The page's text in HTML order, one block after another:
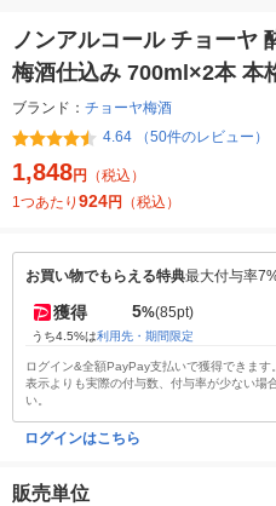
ノンアルコール チョーヤ
梅酒仕込み 700ml×2本 本
ブランド： チョーヤ梅酒
4.64 （50件のレビュー）
1,848円
（税込）
1つあたり 924円 （税込）
お買い物でもらえる特典最大付与率
獲得 5%(85pt)
うち4.5%は利用先・期間限定
ログイン&全額PayPay支払いで獲得できます
表示よりも実際の付与数、付与率が少ない場
い。
ログインはこちら
販売単位